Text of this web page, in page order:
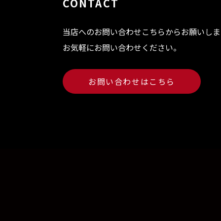
CONTACT
当店へのお問い合わせこちらからお願いし
お気軽にお問い合わせください。
お問い合わせはこちら